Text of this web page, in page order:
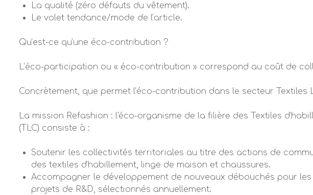
La qualité (zéro défauts du vêtement).
Le volet tendance/mode de l’article.
Qu’est-ce qu’une éco-contribution ?
L’éco-participation ou « éco-contribution » correspond au coût de
Concrètement, que permet l’éco-contribution dans le secteur Textiles
La mission Refashion : l'éco-organisme de la filière des Textiles
(TLC) consiste à :
Soutenir les collectivités territoriales au titre des actions de
des textiles d’habillement, linge de maison et chaussures.
Accompagner le développement de nouveaux débouchés pour
projets de R&D, sélectionnés annuellement.